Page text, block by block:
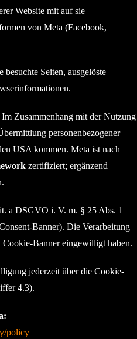
Website mit auf sie
von Meta (Facebook,
besuchte Seiten, ausgelöste
Im Zusammenhang mit der Nutzung
personenbezogener
USA kommen. Meta ist nach
zertifiziert; ergänzend
a DSGVO i. V. m. § 25 Abs. 1
Banner). Die Verarbeitung
Cookie-Banner eingewilligt haben.
jederzeit über die Cookie-
4.3).
policy